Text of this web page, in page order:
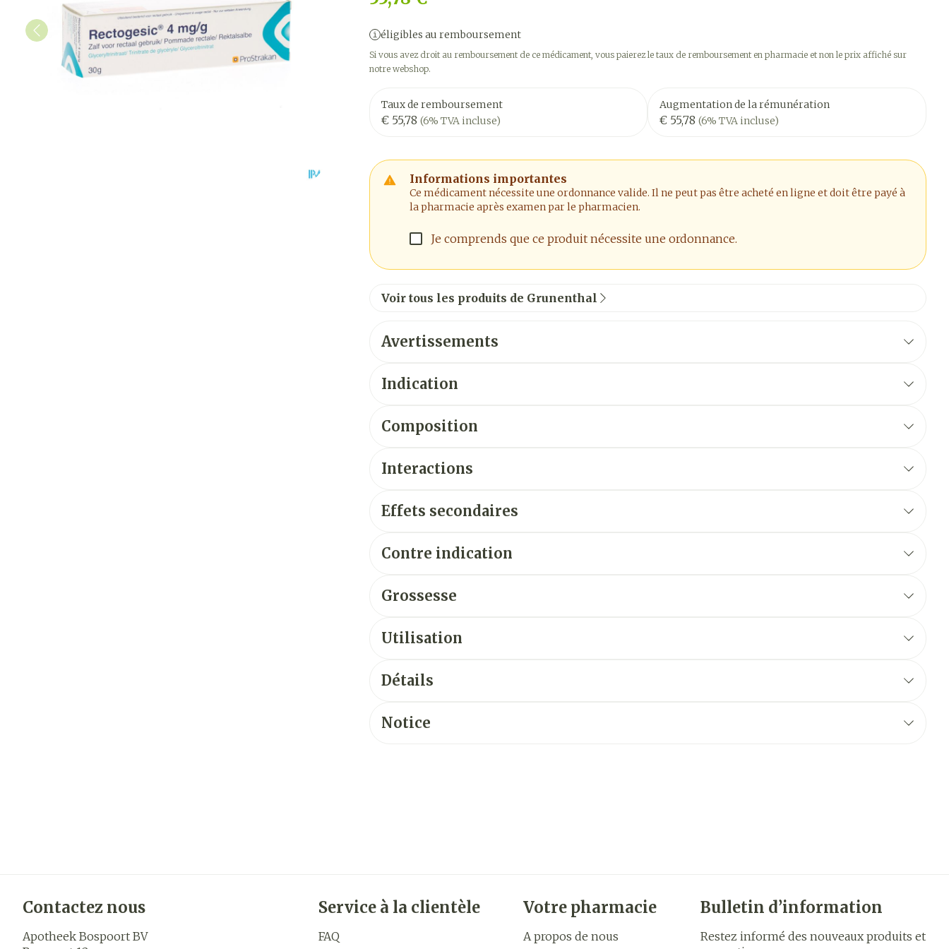
éligibles au remboursement
Si vous avez droit au remboursement de ce médicament, vous paierez le taux de remboursement en pharmacie et non le prix affiché sur
notre webshop.
Taux de remboursement
€ 55,78 (6% TVA incluse)
Augmentation de la rémunération
€ 55,78 (6% TVA incluse)
Informations importantes
Ce médicament nécessite une ordonnance valide. Il ne peut pas être acheté en ligne et doit être payé à
la pharmacie après examen par le pharmacien.
Je comprends que ce produit nécessite une ordonnance.
Voir tous les produits de Grunenthal
Avertissements
Indication
Composition
Interactions
Effets secondaires
Contre indication
Grossesse
Utilisation
Détails
Notice
Contactez nous
Apotheek Bospoort BV
Service à la clientèle
FAQ
Votre pharmacie
A propos de nous
Bulletin d’information
Restez informé des nouveaux produits et